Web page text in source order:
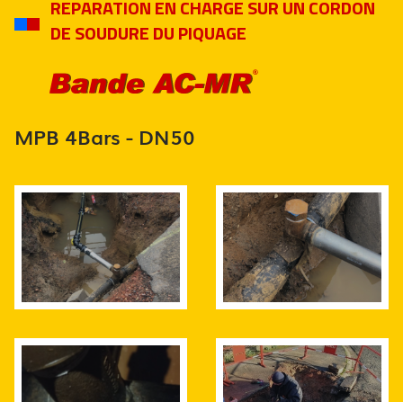
REPARATION EN CHARGE SUR UN CORDON
DE SOUDURE DU PIQUAGE
MPB 4Bars - DN50